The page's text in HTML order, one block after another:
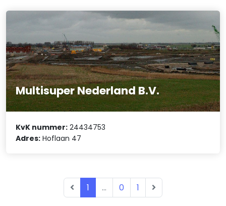
Multisuper Nederland B.V.
KvK nummer: 24434753
Adres: Hoflaan 47
1 ... 0 1